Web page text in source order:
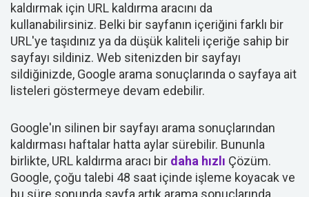
kaldırmak için URL kaldırma aracını da
kullanabilirsiniz. Belki bir sayfanın içeriğini farklı bir
URL'ye taşıdınız ya da düşük kaliteli içeriğe sahip bir
sayfayı sildiniz. Web sitenizden bir sayfayı
sildiğinizde, Google arama sonuçlarında o sayfaya ait
listeleri göstermeye devam edebilir.
Google'ın silinen bir sayfayı arama sonuçlarından
kaldırması haftalar hatta aylar sürebilir. Bununla
birlikte, URL kaldırma aracı bir daha hızlı Çözüm.
Google, çoğu talebi 48 saat içinde işleme koyacak ve